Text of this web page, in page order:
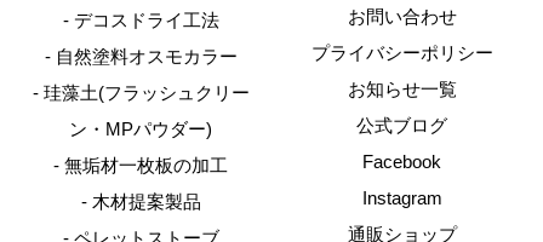
デコスドライ工法
自然塗料オスモカラー
珪藻土(フラッシュクリー
ン・MPパウダー)
無垢材一枚板の加工
木材提案製品
お問い合わせ
プライバシーポリシー
お知らせ一覧
公式ブログ
Facebook
Instagram
通販ショップ